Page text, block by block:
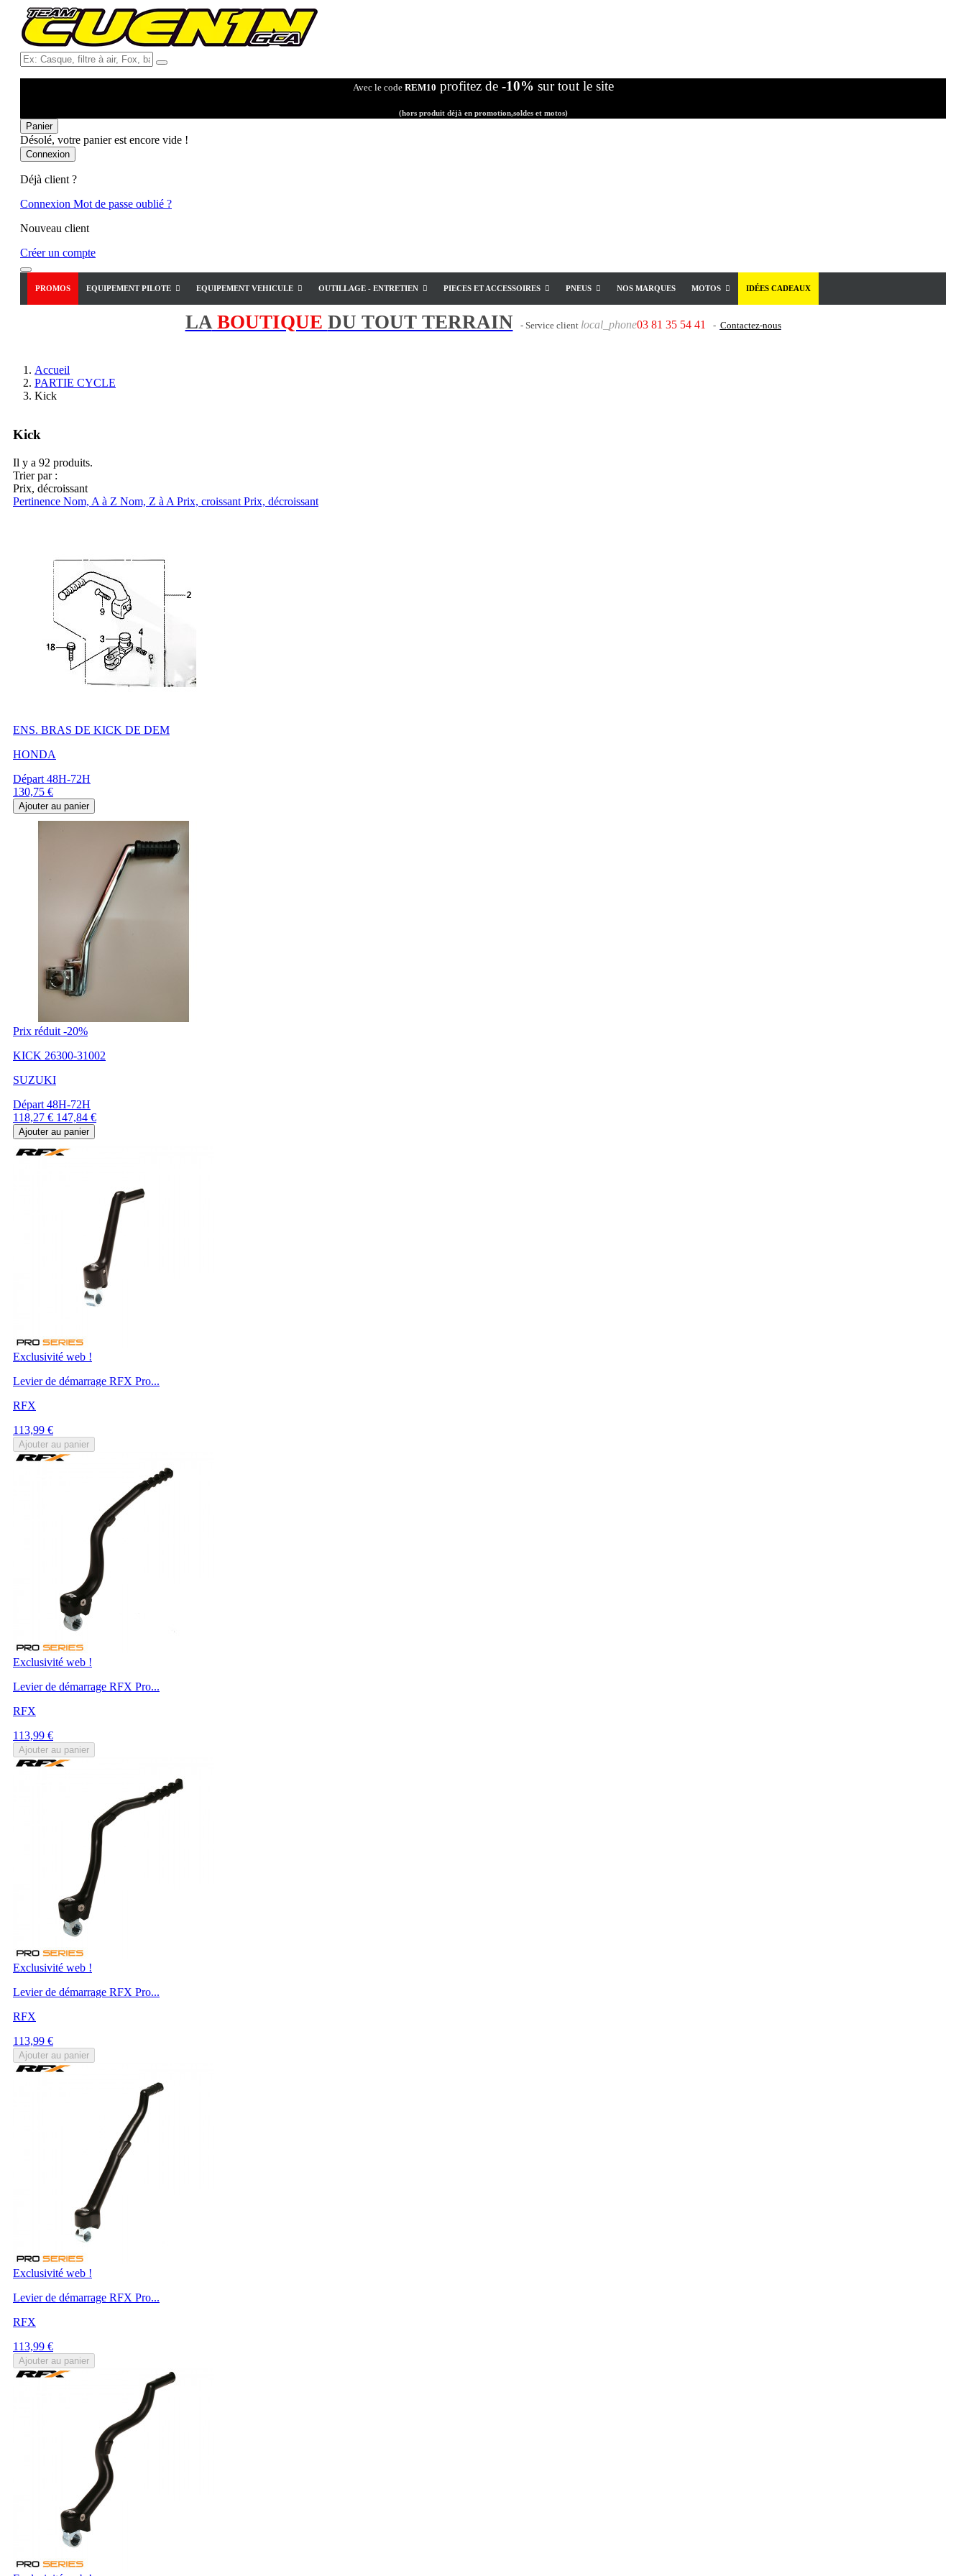
Ex:
Casque,
Fox,
...
Avec le code REM10 profitez de -10% sur tout le site
(hors produit déjà en promotion,soldes et motos)
Panier
Désolé, votre panier est encore vide !
Connexion
Déjà client ?
Connexion Mot de passe oublié ?
Nouveau client
Créer un compte
PROMOS EQUIPEMENT PILOTE EQUIPEMENT VEHICULE OUTILLAGE - ENTRETIEN PIECES ET ACCESSOIRES PNEUS NOS MARQUES MOTOS IDÉES CADEAUX
LABOUTIQUE DU TOUT TERRAIN - Service client local_phone03 81 35 54 41 - Contactez-nous
Accueil
PARTIE CYCLE
Kick
Kick
Il y a 92 produits.
Trier par :
Prix, décroissant
Pertinence Nom, A à Z Nom, Z à A Prix, croissant Prix, décroissant
ENS. BRAS DE KICK DE DEM
HONDA
Départ 48H-72H
Prix
130,75 €
Ajouter au panier
Prix réduit -20%
KICK 26300-31002
SUZUKI
Départ 48H-72H
Prix
118,27 € Prix
de
base
147,84 €
Ajouter au panier
Exclusivité web !
Levier de démarrage RFX Pro...
RFX
Prix
113,99 €
Ajouter au panier
Exclusivité web !
Levier de démarrage RFX Pro...
RFX
Prix
113,99 €
Ajouter au panier
Exclusivité web !
Levier de démarrage RFX Pro...
RFX
Prix
113,99 €
Ajouter au panier
Exclusivité web !
Levier de démarrage RFX Pro...
RFX
Prix
113,99 €
Ajouter au panier